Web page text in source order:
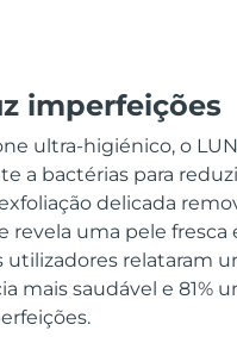
imperfeições
ultra-higiénico, o
a bactérias para
delicada
revela uma pele fresca
utilizadores relataram
mais saudável e 81%